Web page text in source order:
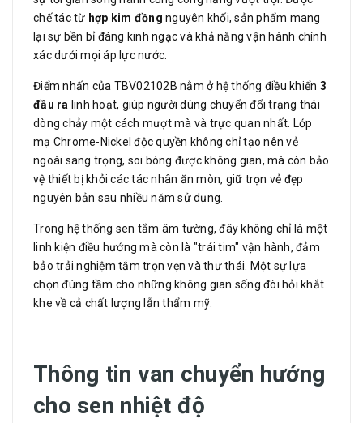
chế tác từ hợp kim đồng nguyên khối, sản phẩm mang
lại sự bền bỉ đáng kinh ngạc và khả năng vận hành chính
xác dưới mọi áp lực nước.
Điểm nhấn của TBV02102B nằm ở hệ thống điều khiển 3
đầu ra linh hoạt, giúp người dùng chuyển đổi trạng thái
dòng chảy một cách mượt mà và trực quan nhất. Lớp
mạ Chrome-Nickel độc quyền không chỉ tạo nên vẻ
ngoài sang trọng, soi bóng được không gian, mà còn bảo
vệ thiết bị khỏi các tác nhân ăn mòn, giữ trọn vẻ đẹp
nguyên bản sau nhiều năm sử dụng.
Trong hệ thống sen tắm âm tường, đây không chỉ là một
linh kiện điều hướng mà còn là "trái tim" vận hành, đảm
bảo trải nghiệm tắm trọn vẹn và thư thái. Một sự lựa
chọn đúng tầm cho những không gian sống đòi hỏi khắt
khe về cả chất lượng lẫn thẩm mỹ.
Thông tin van chuyển hướng
cho sen nhiệt độ